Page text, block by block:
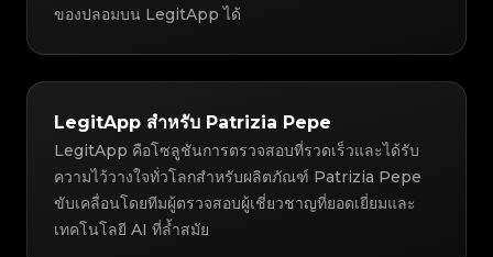
ของปลอมบน LegitApp ได้
LegitApp สำหรับ Patrizia Pepe
LegitApp คือโซลูชันการตรวจสอบที่รวดเร็วและได้รับ
ความไว้วางใจทั่วโลกสำหรับผลิตภัณฑ์ Patrizia Pepe
ขับเคลื่อนโดยทีมผู้ตรวจสอบผู้เชี่ยวชาญที่ยอดเยี่ยมและ
เทคโนโลยี AI ที่ล้ำสมัย